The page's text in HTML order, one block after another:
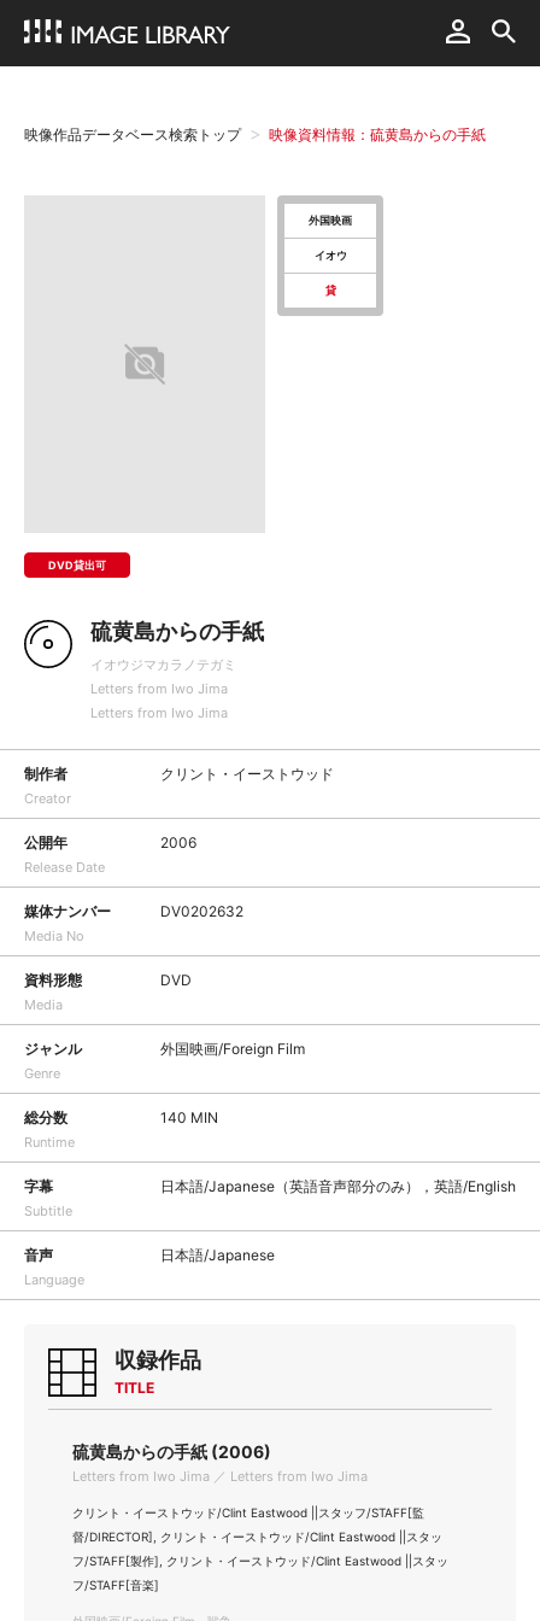
映像作品データベース検索トップ 映像資料情報：硫黄島からの手紙
DVD貸出可
外国映画
イオウ
貸
硫黄島からの手紙
イオウジマカラノテガミ
Letters from Iwo Jima
Letters from Iwo Jima
制作者
Creator
クリント・イーストウッド
公開年
Release Date
2006
媒体ナンバー
Media No
DV0202632
資料形態
Media
DVD
ジャンル
Genre
外国映画/Foreign Film
総分数
Runtime
140 MIN
字幕
Subtitle
日本語/Japanese（英語音声部分のみ），英語/English
音声
Language
日本語/Japanese
収録作品
TITLE
硫黄島からの手紙 (2006)
Letters from Iwo Jima ／ Letters from Iwo Jima
クリント・イーストウッド/Clint Eastwood ||スタッフ/STAFF[監
督/DIRECTOR], クリント・イーストウッド/Clint Eastwood ||スタッ
フ/STAFF[製作], クリント・イーストウッド/Clint Eastwood ||スタッ
フ/STAFF[音楽]